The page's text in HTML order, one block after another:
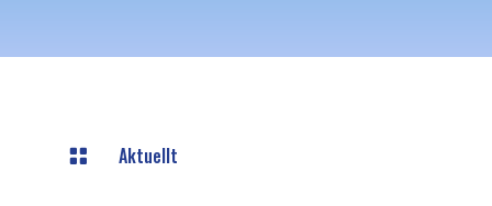
 Aktuellt